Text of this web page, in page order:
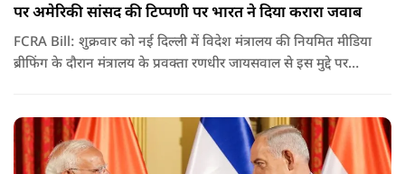
पर अमेरिकी सांसद की टिप्पणी पर भारत ने दिया करारा जवाब
FCRA Bill: शुक्रवार को नई दिल्ली में विदेश मंत्रालय की नियमित मीडिया
ब्रीफिंग के दौरान मंत्रालय के प्रवक्ता रणधीर जायसवाल से इस मुद्दे पर
की संसद करती है.